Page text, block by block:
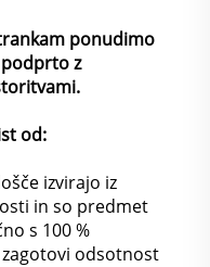
ponudimo
z
od:
izvirajo iz
in so predmet
s 100 %
odsotnost